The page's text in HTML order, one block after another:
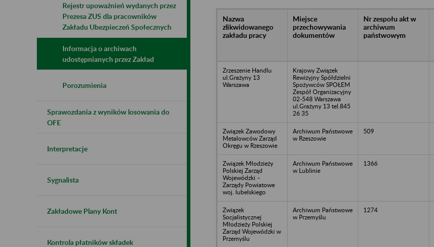
Rejestr upoważnień wydanych przez
Prezesa ZUS dla pracowników
Zakładu Ubezpieczeń Społecznych
Informacja o archiwach
udostępnianych przez Zakład
Porozumienia
Sprawozdania z wyników losowania do
OFE
Interpretacje
Sygnalista
Zakładowe Plany Kont
Kontrola płatników składek
Nazwa
zlikwidowanego
zakładu pracy
Miejsce
przechowywania
dokumentów
Nr zespołu akt w
archiwum
państwowym
Zrzeszenie Handlu
ul.Grażyny 13
Warszawa
Krajowy Związek
Rewizyjny Spółdzielni
Spożywców SPOŁEM
Zespół Organizacyjny
02-548 Warszawa
ul.Grażyny 13 tel.845
26 35
Związek Zawodowy
Metalowców Zarząd
Okręgu w Rzeszowie
Archiwum Państwowe
w Rzeszowie
509
Związek Młodzieży
Polskiej Zarząd
Wojewódzki –
Zarządy Powiatowe
woj. lubelskiego
Archiwum Państwowe
w Lublinie
1366
Związek
Socjalistycznej
Młodzieży Polskiej
Zarząd Wojewódzki w
Przemyślu
Archiwum Państwowe
w Przemyślu
1274